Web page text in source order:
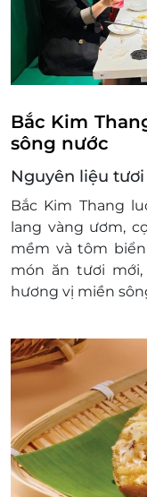
Bắc Kim
sông nước
Nguyên liệu t
Bắc Kim Thang lu
lang vàng ươm, c
mềm và tôm bi
món ăn tươi m
hương vị miền s